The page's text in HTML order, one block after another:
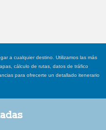
a cualquier destino. Utilizamos las más
cálculo de rutas, datos de tráfico
para ofrecerte un detallado itenerario